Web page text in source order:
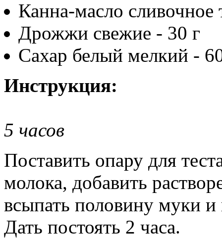
Канна-масло
Дрожжи свежие - 30 г
Сахар белый мелкий -
Инструкция:
5 часов
Поставить опару для
молока, добавить
всыпать половину муки
Дать постоять 2 часа.